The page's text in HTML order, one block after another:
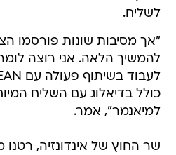
לשליח.
"אך מסיבות שונות פורסמו
להמשיך הלאה. אני רוצה
למיאנמר", אמר.
שר החוץ של אינדונזיה, רטנו